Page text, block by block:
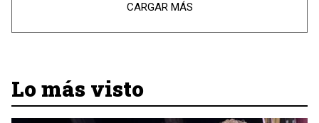
CARGAR MÁS
Lo más visto